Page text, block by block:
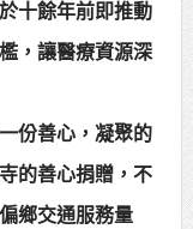
十餘年前即推動
，讓醫療資源深
份善心，凝聚的
的善心捐贈，不
鄉交通服務量